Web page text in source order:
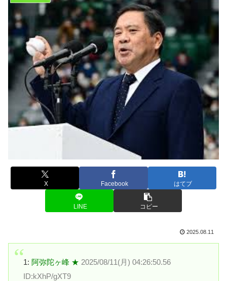
X Facebook はてブ
LINE コピー
2025.08.11
1: 阿弥陀ヶ峰 ★ 2025/08/11(月) 04:26:50.56
ID:kXhP/gXT9